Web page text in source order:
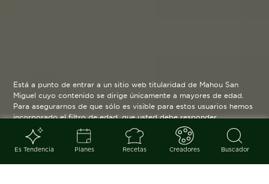
Está a punto de entrar a un sitio web titularidad de Mahou San
Miguel cuyo contenido se dirige únicamente a mayores de edad.
Para asegurarnos de que sólo es visible para estos usuarios hemos
incorporado el filtro de edad, que usted debe responder
verazmente. Su funcionamiento es posible gracias a la utilización
de cookies técnicas que resultan estrictamente necesarias y que
serán eliminadas cuando salga de esta web.
Es Tendencia Planes Recetas Creadores Buscador